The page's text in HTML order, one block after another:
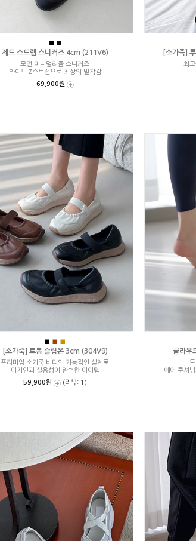
■ ■
제트 스트랩 스니커즈 4cm (211V6)
모던 미니멀리즘 스니커즈
와이드 Z스트랩으로 최상의 밀착감
69,900원
[소가죽]
최
■ ■ ■
[소가죽] 르봉 슬립온 3cm (304V9)
프리미엄 소가죽 바디와 기능적인 설계로
디자인과 실용성이 완벽한 아이템
59,900원
(리뷰: 1)
클라우
에어 쿠셔